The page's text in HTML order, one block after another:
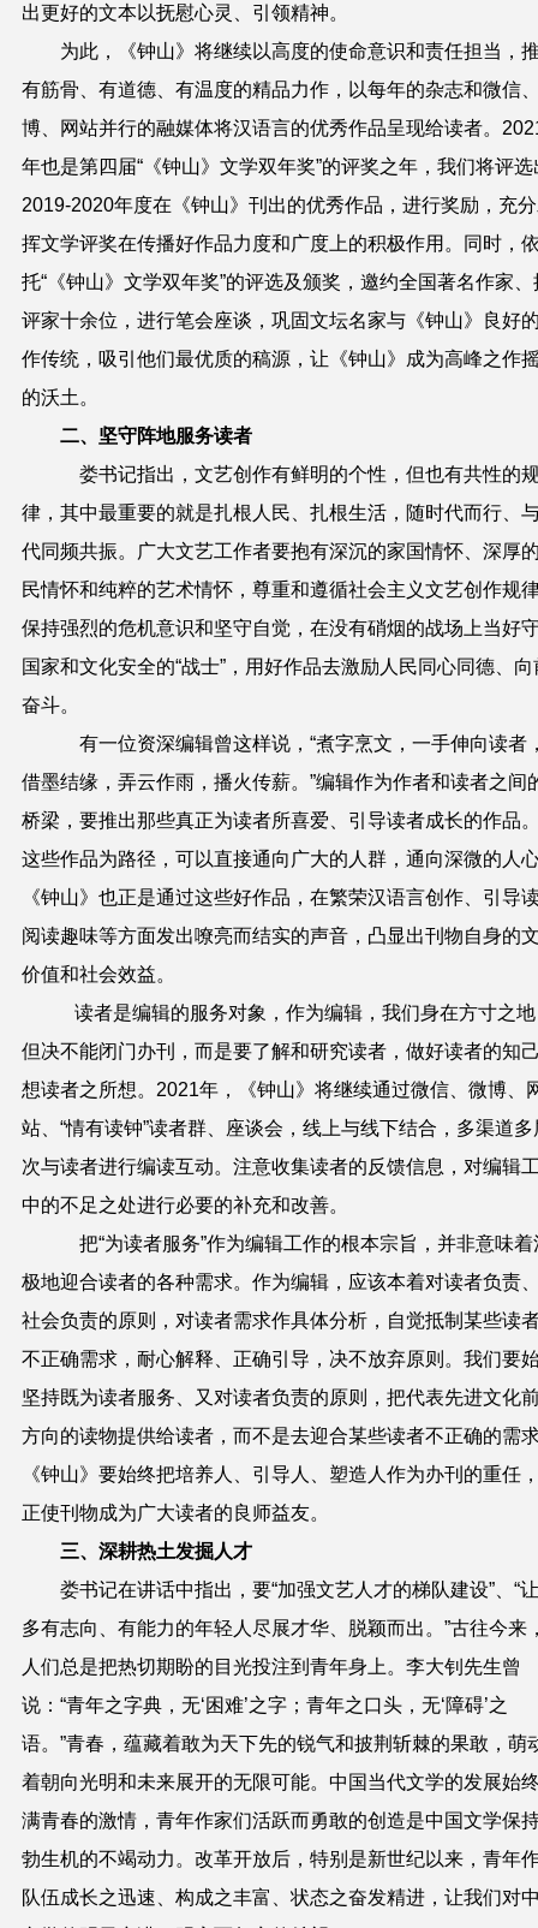
出更好的文本以抚慰心灵、引领精神。
为此，《钟山》将继续以高度的使命意识和责任担当，
有筋骨、有道德、有温度的精品力作，以每年的杂志和微信
博、网站并行的融媒体将汉语言的优秀作品呈现给读者。
年也是第四届“《钟山》文学双年奖”的评奖之年，我们将评选
2019-2020年度在《钟山》刊出的优秀作品，进行奖励，充
挥文学评奖在传播好作品力度和广度上的积极作用。同时，
托“《钟山》文学双年奖”的评选及颁奖，邀约全国著名作家、
评家十余位，进行笔会座谈，巩固文坛名家与《钟山》良好
作传统，吸引他们最优质的稿源，让《钟山》成为高峰之作
的沃土。
二、坚守阵地服务读者
娄书记指出，文艺创作有鲜明的个性，但也有共性的
律，其中最重要的就是扎根人民、扎根生活，随时代而行、
代同频共振。广大文艺工作者要抱有深沉的家国情怀、深厚
民情怀和纯粹的艺术情怀，尊重和遵循社会主义文艺创作规
保持强烈的危机意识和坚守自觉，在没有硝烟的战场上当好
国家和文化安全的“战士”，用好作品去激励人民同心同德、向
奋斗。
有一位资深编辑曾这样说，“煮字烹文，一手伸向读者
借墨结缘，弄云作雨，播火传薪。”编辑作为作者和读者之间
桥梁，要推出那些真正为读者所喜爱、引导读者成长的作品
这些作品为路径，可以直接通向广大的人群，通向深微的人
《钟山》也正是通过这些好作品，在繁荣汉语言创作、引导
阅读趣味等方面发出嘹亮而结实的声音，凸显出刊物自身的
价值和社会效益。
读者是编辑的服务对象，作为编辑，我们身在方寸之
但决不能闭门办刊，而是要了解和研究读者，做好读者的知
想读者之所想。 2021年，《钟山》将继续通过微信、微博、
站、“情有读钟”读者群、座谈会，线上与线下结合，多渠道多
次与读者进行编读互动。注意收集读者的反馈信息，对编辑
中的不足之处进行必要的补充和改善。
把“为读者服务”作为编辑工作的根本宗旨，并非意味着
极地迎合读者的各种需求。作为编辑，应该本着对读者负责
社会负责的原则，对读者需求作具体分析，自觉抵制某些读
不正确需求，耐心解释、正确引导，决不放弃原则。我们要
坚持既为读者服务、又对读者负责的原则，把代表先进文化
方向的读物提供给读者，而不是去迎合某些读者不正确的需
《钟山》要始终把培养人、引导人、塑造人作为办刊的重任
正使刊物成为广大读者的良师益友。
三、深耕热土发掘人才
娄书记在讲话中指出，要“加强文艺人才的梯队建设”、“
多有志向、有能力的年轻人尽展才华、脱颖而出。”古往今来
人们总是把热切期盼的目光投注到青年身上。李大钊先生曾
说：“青年之字典，无‘困难’之字；青年之口头，无‘障碍’之
语。”青春，蕴藏着敢为天下先的锐气和披荆斩棘的果敢，萌
着朝向光明和未来展开的无限可能。中国当代文学的发展始
满青春的激情，青年作家们活跃而勇敢的创造是中国文学保
勃生机的不竭动力。改革开放后，特别是新世纪以来，青年
队伍成长之迅速、构成之丰富、状态之奋发精进，让我们对